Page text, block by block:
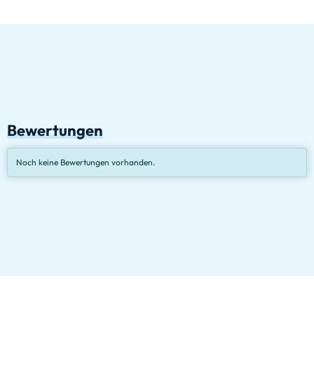
Bewertungen
Noch keine Bewertungen vorhanden.